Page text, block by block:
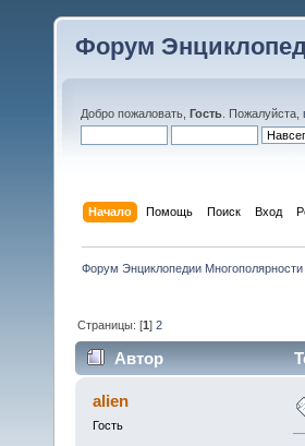
Форум
Добро пожаловать, Гость . Пожалуйста,
Начало Помощь Поиск Вход
Форум Энциклопедии Многополярности
Страницы: [1]2
Автор
alien
Гость